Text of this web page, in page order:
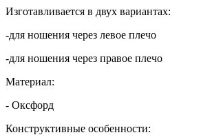
Изготавливается в двух вариантах:
-для ношения через левое плечо
-для ношения через правое плечо
Материал:
- Оксфорд
Конструктивные особенности: